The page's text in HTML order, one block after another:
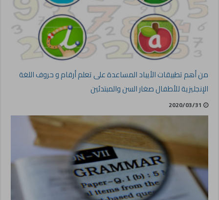
من أهم تطبيقات الأيباد المساعدة على تعلم أرقام و حروف اللغة
الإنجليزية للأطفال صغار السن والمبتدئين
2020/03/31